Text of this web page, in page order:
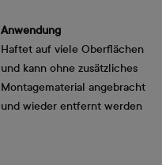
Anwendung
Haftet auf viele Oberflächen
und kann ohne zusätzliches
Montagematerial angebracht
und wieder entfernt werden